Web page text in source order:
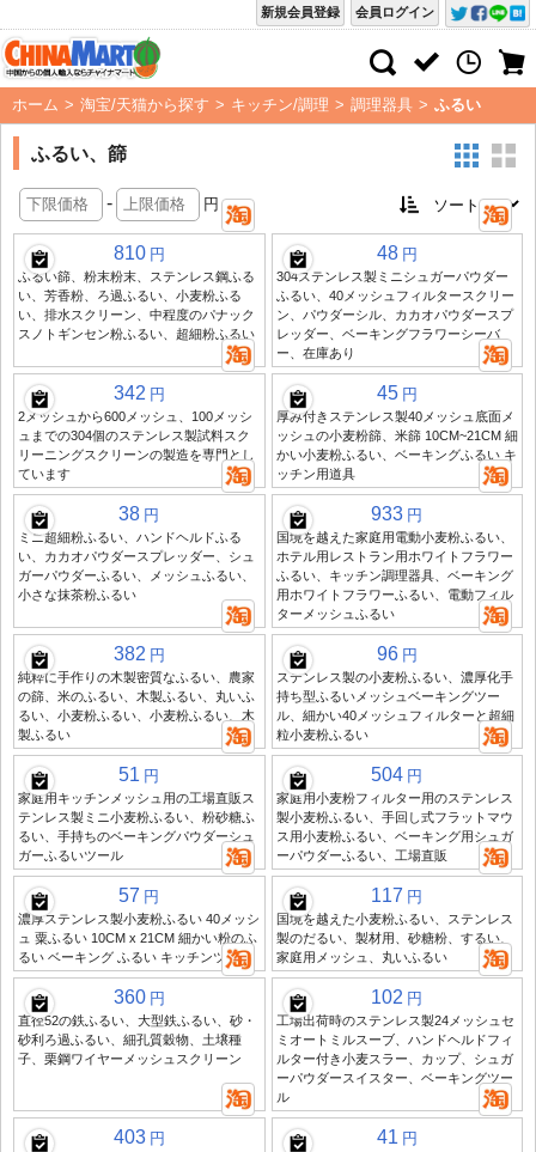
会員ログイン
新規会員登録
ホーム > 淘宝/天猫から探す > キッチン/調理 > 調理器具 > ふるい
ふるい、篩
- 円
810 円
ふるい篩、粉末粉末、ステンレス鋼ふる
い、芳香粉、ろ過ふるい、小麦粉ふる
い、排水スクリーン、中程度のパナック
スノトギンセン粉ふるい、超細粉ふるい
48 円
304ステンレス製ミニシュガーパウダー
ふるい、40メッシュフィルタースクリー
ン、パウダーシル、カカオパウダースプ
レッダー、ベーキングフラワーシーバ
ー、在庫あり
342 円
2メッシュから600メッシュ、100メッシ
ュまでの304個のステンレス製試料スク
リーニングスクリーンの製造を専門とし
ています
45 円
厚み付きステンレス製40メッシュ底面メ
ッシュの小麦粉篩、米篩 10CM~21CM 細
かい小麦粉ふるい、ベーキングふるい キ
ッチン用道具
38 円
ミニ超細粉ふるい、ハンドヘルドふる
い、カカオパウダースプレッダー、シュ
ガーパウダーふるい、メッシュふるい、
小さな抹茶粉ふるい
933 円
国境を越えた家庭用電動小麦粉ふるい、
ホテル用レストラン用ホワイトフラワー
ふるい、キッチン調理器具、ベーキング
用ホワイトフラワーふるい、電動フィル
ターメッシュふるい
382 円
純粋に手作りの木製密質なふるい、農家
の篩、米のふるい、木製ふるい、丸いふ
るい、小麦粉ふるい、小麦粉ふるい、木
製ふるい
96 円
ステンレス製の小麦粉ふるい、濃厚化手
持ち型ふるいメッシュベーキングツー
ル、細かい40メッシュフィルターと超細
粒小麦粉ふるい
51 円
家庭用キッチンメッシュ用の工場直販ス
テンレス製ミニ小麦粉ふるい、粉砂糖ふ
るい、手持ちのベーキングパウダーシュ
ガーふるいツール
504 円
家庭用小麦粉フィルター用のステンレス
製小麦粉ふるい、手回し式フラットマウ
ス用小麦粉ふるい、ベーキング用シュガ
ーパウダーふるい、工場直販
57 円
濃厚ステンレス製小麦粉ふるい 40メッシ
ュ 粟ふるい 10CM x 21CM 細かい粉のふ
るい ベーキング ふるい キッチンツール
117 円
国境を越えた小麦粉ふるい、ステンレス
製のだるい、製材用、砂糖粉、するい、
家庭用メッシュ、丸いふるい
360 円
直径52の鉄ふるい、大型鉄ふるい、砂・
砂利ろ過ふるい、細孔質穀物、土壌種
子、栗鋼ワイヤーメッシュスクリーン
102 円
工場出荷時のステンレス製24メッシュセ
ミオートミルスーブ、ハンドヘルドフィ
ルター付き小麦スラー、カップ、シュガ
ーパウダースイスター、ベーキングツー
ル
403 円 41 円